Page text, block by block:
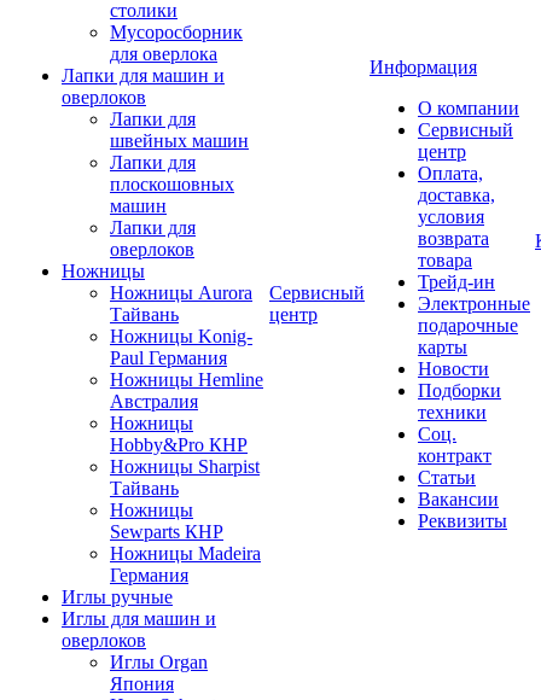
столики
Мусоросборник
для оверлока
Лапки для машин и
оверлоков
Лапки для
швейных машин
Лапки для
плоскошовных
машин
Лапки для
оверлоков
Ножницы
Ножницы Aurora
Тайвань
Ножницы Konig-
Paul Германия
Ножницы Hemline
Австралия
Ножницы
Hobby&Pro КНР
Ножницы Sharpist
Тайвань
Ножницы
Sewparts КНР
Ножницы Madeira
Германия
Иглы ручные
Иглы для машин и
оверлоков
Иглы Organ
Япония
Сервисный
центр
Информация
О компании
Сервисный
центр
Оплата,
доставка,
условия
возврата
товара
Трейд-ин
Электронные
подарочные
карты
Новости
Подборки
техники
Соц.
контракт
Статьи
Вакансии
Реквизиты